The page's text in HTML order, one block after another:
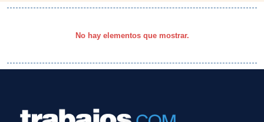
No hay elementos que mostrar.